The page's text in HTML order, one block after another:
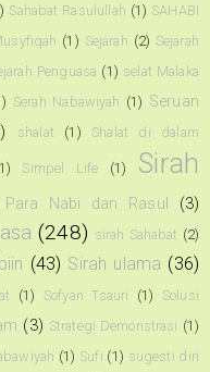
Sahabat Rasulullah (1) SAHABI
(1) Sejarah (2) Sejarah
Penguasa (1) selat Malaka
Serah Nabawiyah (1) Seruan
shalat (1) Shalat di dalam
Simpel Life (1)
Sirah
Para Nabi dan Rasul
(3)
(248) sirah Sahabat (2)
(43) Sirah ulama (36)
(1) Sofyan Tsauri (1)
Solusi
(3) Strategi Demonstrasi (1)
(1) Sufi (1) sugesti diri